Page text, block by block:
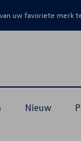
uw favoriete merk
Nieuw